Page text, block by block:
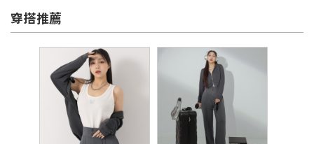
穿搭推薦